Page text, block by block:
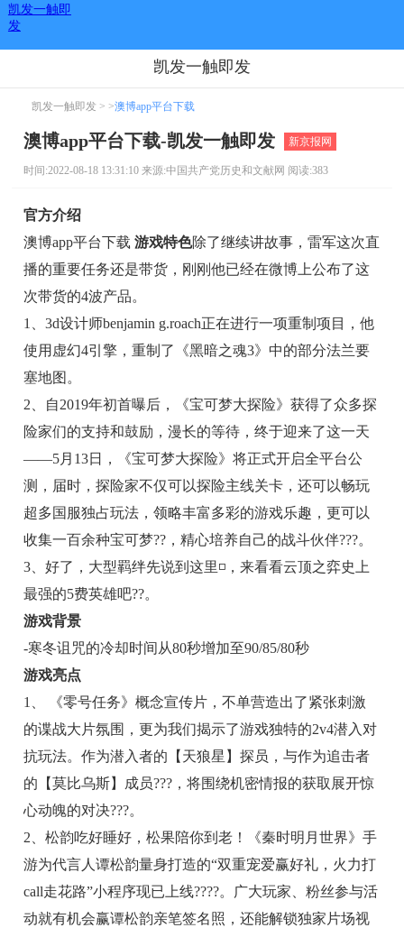
凯发一触即
发
凯发一触即发
凯发一触即发 > >澳博app平台下载
澳博app平台下载-凯发一触即发 新京报网
时间:2022-08-18 13:31:10 来源:中国共产党历史和文献网 阅读:383
官方介绍
澳博app平台下载游戏特色除了继续讲故事，雷军这次直
播的重要任务还是带货，刚刚他已经在微博上公布了这
次带货的4波产品。
1、3d设计师benjamin g.roach正在进行一项重制项目，他
使用虚幻4引擎，重制了《黑暗之魂3》中的部分法兰要
塞地图。
2、自2019年初首曝后，《宝可梦大探险》获得了众多探
险家们的支持和鼓励，漫长的等待，终于迎来了这一天
——5月13日，《宝可梦大探险》将正式开启全平台公
测，届时，探险家不仅可以探险主线关卡，还可以畅玩
超多国服独占玩法，领略丰富多彩的游戏乐趣，更可以
收集一百余种宝可梦??，精心培养自己的战斗伙伴???。
3、好了，大型羁绊先说到这里◽，来看看云顶之弈史上
最强的5费英雄吧??。
游戏背景
-寒冬诅咒的冷却时间从80秒增加至90/85/80秒​​​​
游戏亮点
1、 《零号任务》概念宣传片，不单营造出了紧张刺激
的谍战大片氛围，更为我们揭示了游戏独特的2v4潜入对
抗玩法。作为潜入者的【天狼星】探员，与作为追击者
的【莫比乌斯】成员???，将围绕机密情报的获取展开惊
心动魄的对决???。
2、松韵吃好睡好，松果陪你到老！《秦时明月世界》手
游为代言人谭松韵量身打造的“双重宠爱赢好礼，火力打
call走花路”小程序现已上线????。广大玩家、粉丝参与活
动就有机会赢谭松韵亲笔签名照，还能解锁独家片场视